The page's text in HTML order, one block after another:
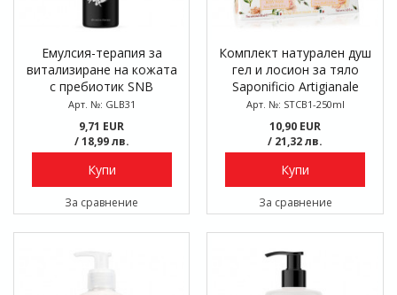
Емулсия-терапия за
витализиране на кожата
с пребиотик SNB
Therapy, 200 мл
Арт. №: GLB31
9,71 EUR
/ 18,99 лв.
Купи
За сравнение
Комплект натурален душ
гел и лосион за тяло
Saponificio Artigianale
Fiorentino Rosa, 2 x 250
мл
Арт. №: STCB1-250ml
10,90 EUR
/ 21,32 лв.
Купи
За сравнение